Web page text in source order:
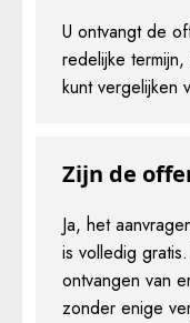
U ontvangt de
redelijke
kunt vergelijken
Zijn de
Ja, het
is volledig
ontvangen van
zonder enige